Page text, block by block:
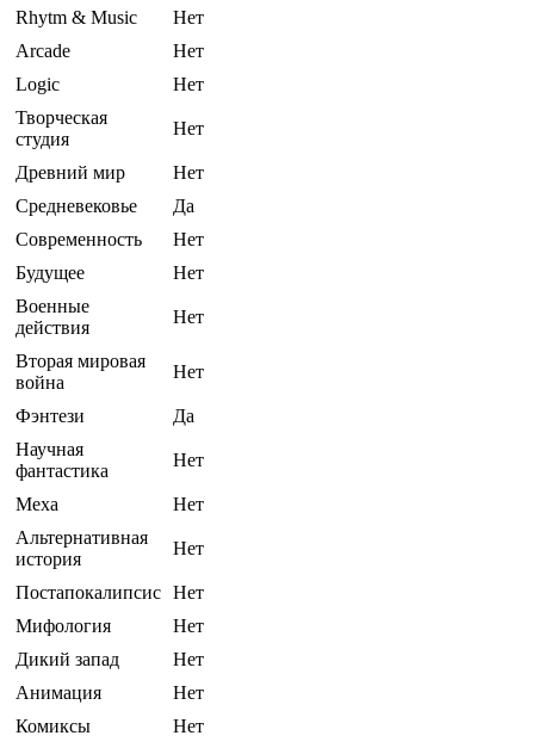
Rhytm & Music
Нет
Arcade
Нет
Logic
Нет
Творческая
студия
Нет
Древний мир
Нет
Средневековье
Да
Современность
Нет
Будущее
Нет
Военные
действия
Нет
Вторая мировая
война
Нет
Фэнтези
Да
Научная
фантастика
Нет
Меха
Нет
Альтернативная
история
Нет
Постапокалипсис Нет
Мифология
Нет
Дикий запад
Нет
Анимация
Нет
Комиксы
Нет